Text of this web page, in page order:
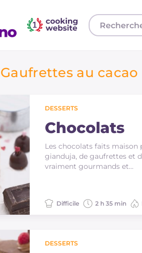
Gaufrettes au cacao
DESSERTS
Chocolats
Les chocolats faits
gianduja, de gaufrettes et
vraiment gourmands et…
Difficile 2 h 35 min
DESSERTS